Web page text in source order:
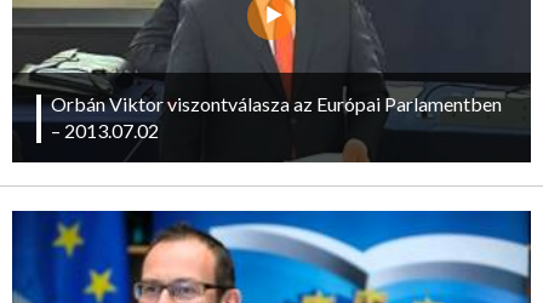
Orbán Viktor viszontválasza az Európai Parlamentben
– 2013.07.02